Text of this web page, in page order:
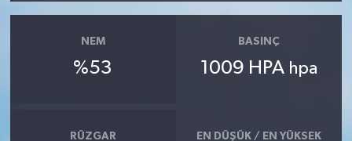
NEM
%53
BASINÇ
1009 HPA hpa
RÜZGAR EN DÜŞÜK / EN YÜKSEK